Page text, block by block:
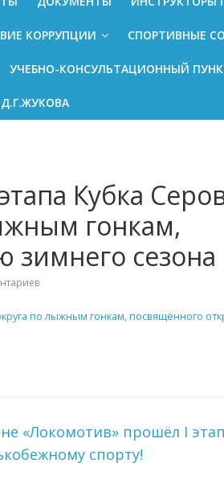
КОРРУПЦИИ СПОРТИВНЫЕ
УЧЕБНО-КОНСУЛЬТАЦИОННЫЙ
Кубка
гонкам,
зимнего сезона
по лыжным гонкам, посвящённого
«Локомотив» прошёл I
спорту!